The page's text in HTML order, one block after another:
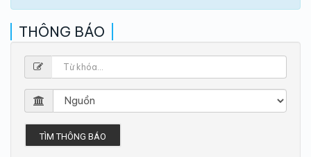
THÔNG BÁO
TÌM THÔNG BÁO